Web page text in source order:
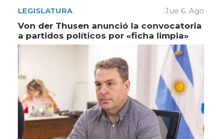
LEGISLATURA Jue 6. Ago
Von der Thusen anunció la convocatoria
a partidos políticos por «ficha limpia»